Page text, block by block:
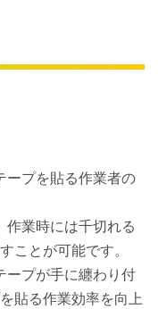
ープを貼る作業者の
作業時には千切れる
ことが可能です。
ープが手に纏わり付
貼る作業効率を向上